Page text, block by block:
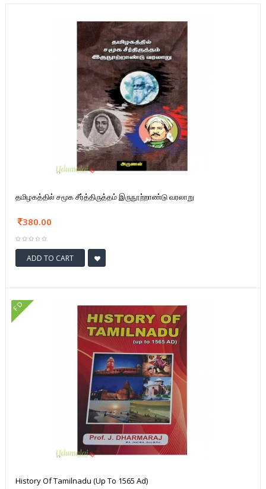
தமிழகத்தில் சமூக சீர்த்திருத்தம் இருநூற்றாண்டு வரலாறு
380.00
ADD TO CART
FD
History Of Tamilnadu (Up To 1565 Ad)